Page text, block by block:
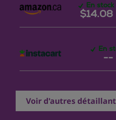
$14.08
En stock
--
En
Voir d'autres